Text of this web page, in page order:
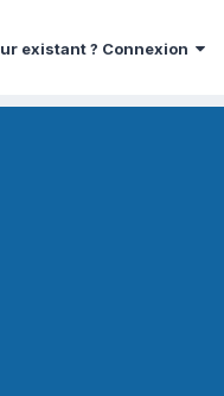
existant ? Connexion